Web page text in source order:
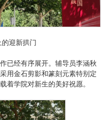
迎新拱门
已经有序展开。辅导员李涵秋
用金石剪影和篆刻元素特别定
着学院对新生的美好祝愿。